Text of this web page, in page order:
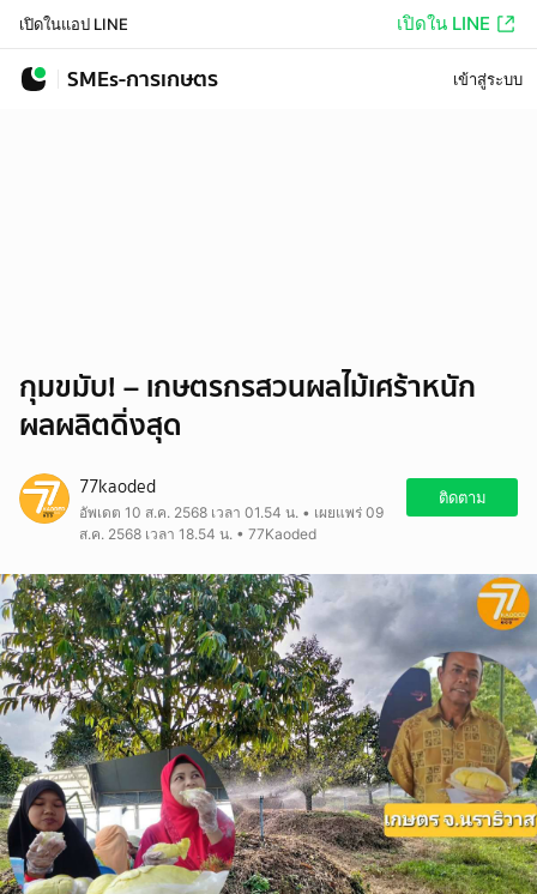
เปิดในแอป LINE เปิดใน LINE
SMEs-การเกษตร เข้าสู่ระบบ
กุมขมับ! – เกษตรกรสวนผลไม้เศร้าหนัก
ผลผลิตดิ่งสุด
77kaoded
อัพเดต 10 ส.ค. 2568 เวลา 01.54 น. • เผยแพร่ 09
ส.ค. 2568 เวลา 18.54 น. • 77Kaoded
ติดตาม